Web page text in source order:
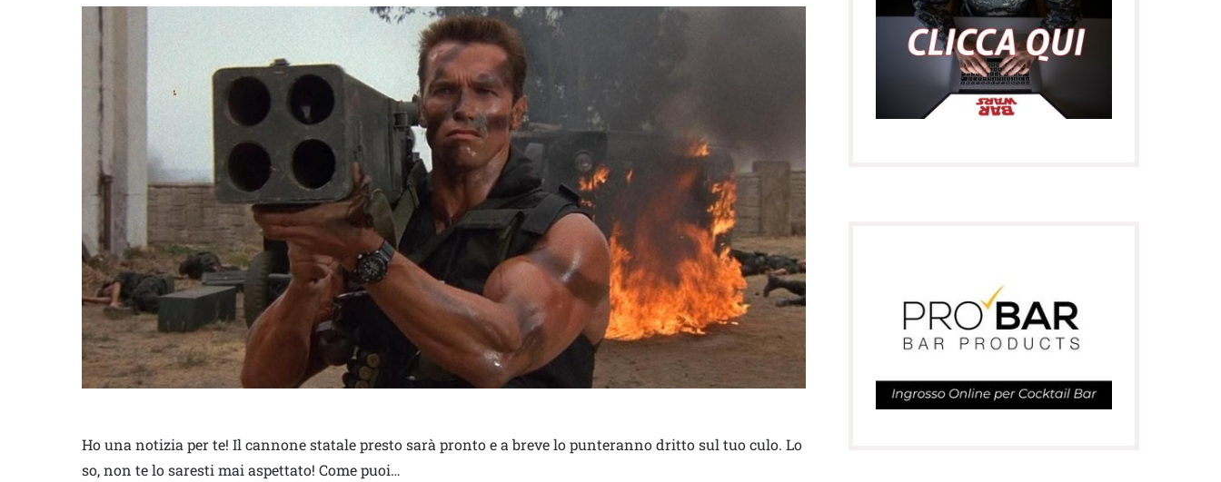
Ho una notizia per te! Il cannone statale presto sarà pronto e a breve lo punteranno dritto sul tuo culo. Lo
so, non te lo saresti mai aspettato! Come puoi…